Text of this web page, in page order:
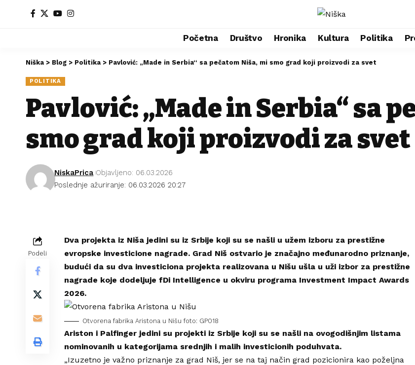
Početna Društvo Hronika Kultura Politika
Niška > Blog > Politika > Pavlović: „Made in Serbia“ sa pečatom Niša, mi smo grad koji proizvodi za svet
POLITIKA
Pavlović: „Made in Serbia“ sa
smo grad koji proizvodi za svet
Poslednje ažuriranje: 06.03.2026 20:27
NiskaPrica Objavljeno: 06.03.2026
Podeli
Dva projekta iz Niša jedini su iz Srbije koji su se našli u užem izboru za prestižne
evropske investicione nagrade. Grad Niš ostvario je značajno međunarodno priznanje,
budući da su dva investiciona projekta realizovana u Nišu ušla u uži izbor za prestižne
nagrade koje dodeljuje fDi Intelligence u okviru programa Investment Impact Awards
2026.
Otvorena fabrika Aristona u Nišu foto: GP018
Ariston i Palfinger jedini su projekti iz Srbije koji su se našli na ovogodišnjim listama
nominovanih u kategorijama srednjih i malih investicionih poduhvata.
„Izuzetno je važno priznanje za grad Niš, jer se na taj način grad pozicionira kao poželjna